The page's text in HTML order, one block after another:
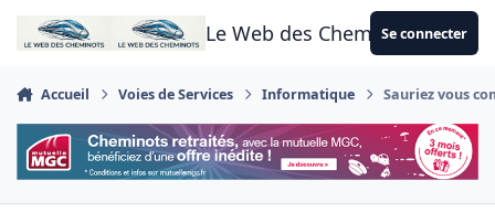
Aller au contenu
Le Web des CheminotsSe connecter
Accueil Voies de Services Informatique Sauriez vous